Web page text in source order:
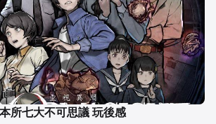
所七大不可思議 玩後感